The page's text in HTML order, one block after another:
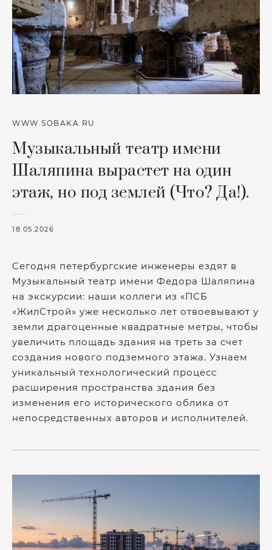
WWW.SOBAKA.RU
Музыкальный театр имени
Шаляпина вырастет на один
этаж, но под землей (Что? Да!).
18.05.2026
Сегодня петербургские инженеры ездят в
Музыкальный театр имени Федора Шаляпина
на экскурсии: наши коллеги из «ПСБ
«ЖилСтрой» уже несколько лет отвоевывают у
земли драгоценные квадратные метры, чтобы
увеличить площадь здания на треть за счет
создания нового подземного этажа. Узнаем
уникальный технологический процесс
расширения пространства здания без
изменения его исторического облика от
непосредственных авторов и исполнителей.